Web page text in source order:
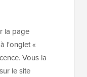
la page
l'onglet «
Vous la
le site